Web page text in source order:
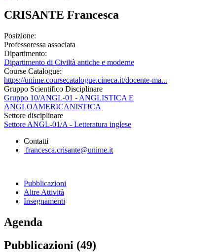
CRISANTE Francesca
Posizione:
Professoressa associata
Dipartimento:
Dipartimento di Civiltà antiche e moderne
Course Catalogue:
https://unime.coursecatalogue.cineca.it/docente-ma...
Gruppo Scientifico Disciplinare
Gruppo 10/ANGL-01 - ANGLISTICA E
ANGLOAMERICANISTICA
Settore disciplinare
Settore ANGL-01/A - Letteratura inglese
Contatti
francesca.crisante@unime.it
Pubblicazioni
Altre Attività
Insegnamenti
Agenda
Pubblicazioni (49)